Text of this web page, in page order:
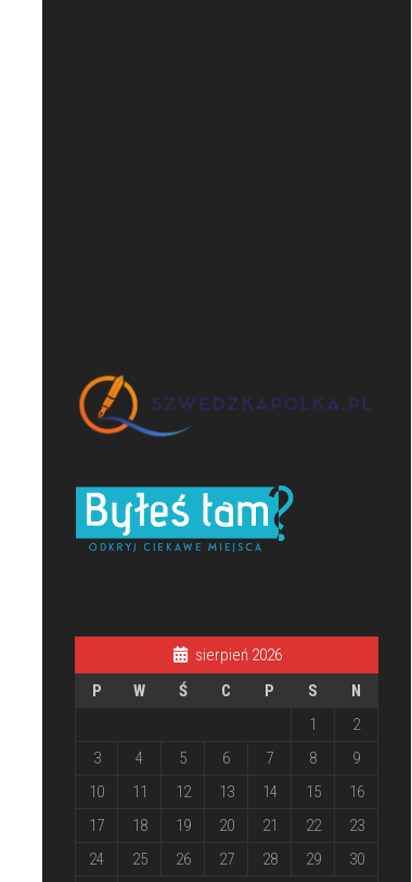
sierpień 2026
P
W Ś C P S
N
1
2
3
4 5 6 7 8
9
10
11 12 13 14 15
16
17
18 19 20 21 22
23
24
25 26 27 28 29
30